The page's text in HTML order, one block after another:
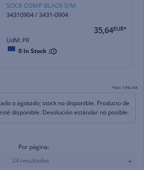
SOCK COMP BLACK S/M
34310904 / 3431-0904
35,64EUR*
UdM: PR
0 In Stock
*incl. 19% IVA
o agotado; stock no disponible. Producto de
disponible. Devolución estándar no posible.
Por página:
24 resultados